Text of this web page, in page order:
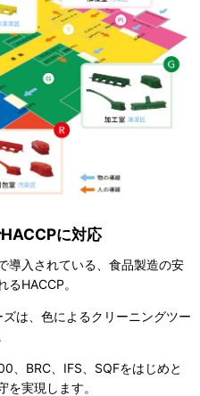
に対応
導入されている、食品製造の安
HACCP。
は、色によるクリーニングツー
、BRC、IFS、SQFをはじめと
実現します。